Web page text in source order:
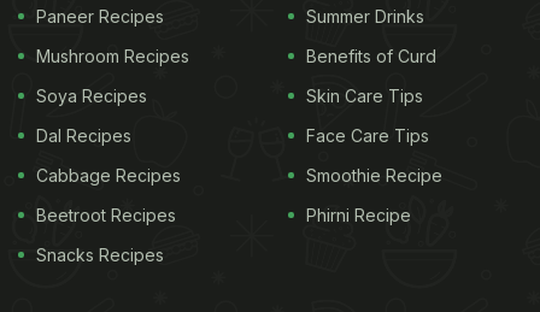
Paneer Recipes
Mushroom Recipes
Soya Recipes
Dal Recipes
Cabbage Recipes
Beetroot Recipes
Snacks Recipes
Summer Drinks
Benefits of Curd
Skin Care Tips
Face Care Tips
Smoothie Recipe
Phirni Recipe